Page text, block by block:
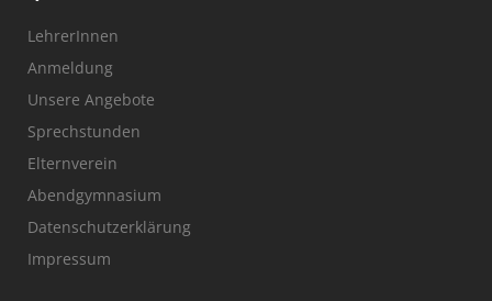
LehrerInnen
Anmeldung
Unsere Angebote
Sprechstunden
Elternverein
Abendgymnasium
Datenschutzerklärung
Impressum